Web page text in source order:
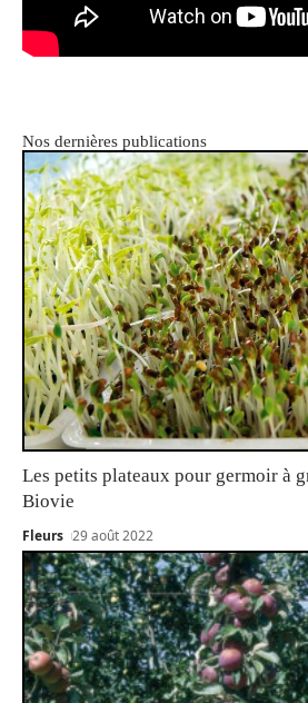
Nos dernières publications
Les petits plateaux pour germoir à
Biovie
Fleurs 29 août 2022